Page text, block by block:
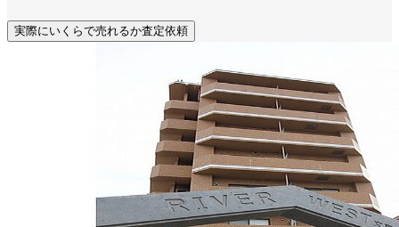
実際にいくらで売れるか査定依頼